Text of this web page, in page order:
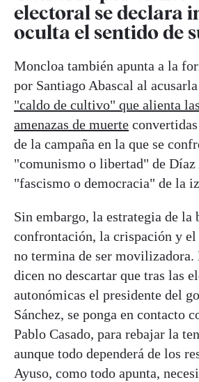
electoral se declara
oculta el sentido de
Moncloa también apunta a la
por Santiago Abascal al
"caldo de cultivo" que alienta
amenazas de muerte
de la campaña en la que se
"comunismo o libertad" de Díaz
"fascismo o democracia" de la
Sin embargo, la estrategia de la
confrontación, la crispación y
no termina de ser movilizadora.
dicen no descartar que tras las
autonómicas el presidente del
Sánchez, se ponga en contacto
Pablo Casado, para rebajar la
aunque todo dependerá de los
Ayuso, como todo apunta,